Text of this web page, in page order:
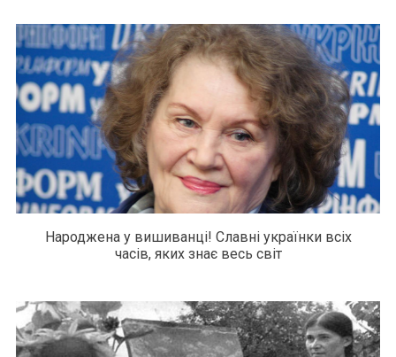
Народжена у вишиванці! Славні українки всіх
часів, яких знає весь світ